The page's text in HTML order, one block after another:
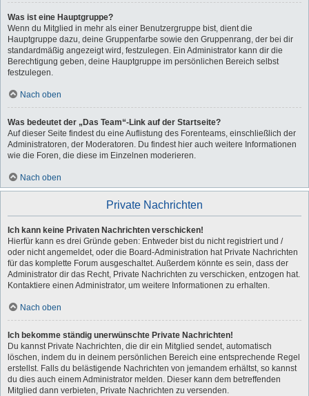
Was ist eine Hauptgruppe?
Wenn du Mitglied in mehr als einer Benutzergruppe bist, dient die
Hauptgruppe dazu, deine Gruppenfarbe sowie den Gruppenrang, der bei dir
standardmäßig angezeigt wird, festzulegen. Ein Administrator kann dir die
Berechtigung geben, deine Hauptgruppe im persönlichen Bereich selbst
festzulegen.
Nach oben
Was bedeutet der „Das Team“-Link auf der Startseite?
Auf dieser Seite findest du eine Auflistung des Forenteams, einschließlich der
Administratoren, der Moderatoren. Du findest hier auch weitere Informationen
wie die Foren, die diese im Einzelnen moderieren.
Nach oben
Private Nachrichten
Ich kann keine Privaten Nachrichten verschicken!
Hierfür kann es drei Gründe geben: Entweder bist du nicht registriert und /
oder nicht angemeldet, oder die Board-Administration hat Private Nachrichten
für das komplette Forum ausgeschaltet. Außerdem könnte es sein, dass der
Administrator dir das Recht, Private Nachrichten zu verschicken, entzogen hat.
Kontaktiere einen Administrator, um weitere Informationen zu erhalten.
Nach oben
Ich bekomme ständig unerwünschte Private Nachrichten!
Du kannst Private Nachrichten, die dir ein Mitglied sendet, automatisch
löschen, indem du in deinem persönlichen Bereich eine entsprechende Regel
erstellst. Falls du belästigende Nachrichten von jemandem erhältst, so kannst
du dies auch einem Administrator melden. Dieser kann dem betreffenden
Mitglied dann verbieten, Private Nachrichten zu versenden.